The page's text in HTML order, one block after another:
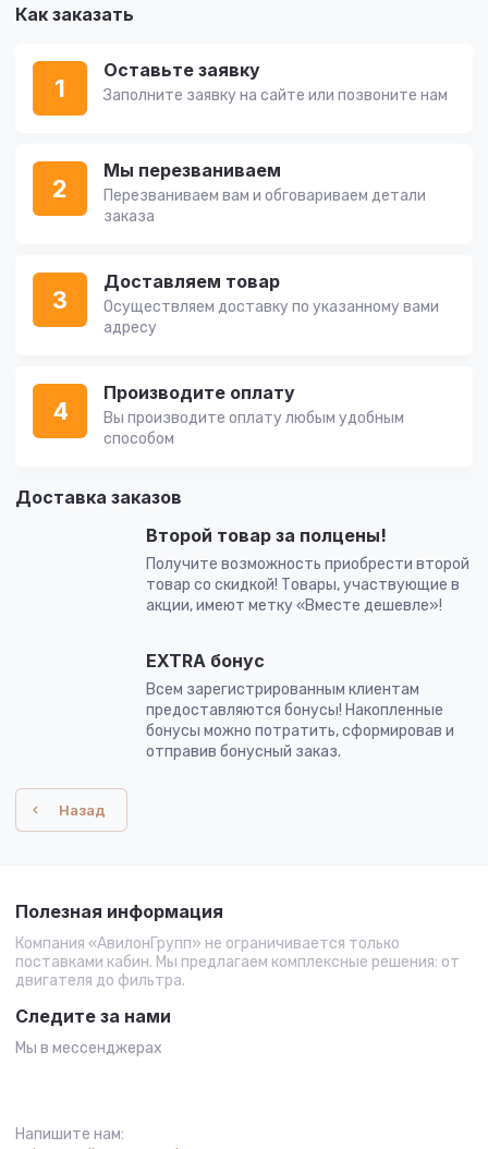
Как заказать
1
Оставьте заявку
Заполните заявку на сайте или позвоните нам
2
Мы перезваниваем
Перезваниваем вам и обговариваем детали
заказа
3
Доставляем товар
Осуществляем доставку по указанному вами
адресу
4
Производите оплату
Вы производите оплату любым удобным
способом
Доставка заказов
Второй товар за полцены!
Получите возможность приобрести второй
товар со скидкой! Товары, участвующие в
акции, имеют метку «Вместе дешевле»!
EXTRA бонус
Всем зарегистрированным клиентам
предоставляются бонусы! Накопленные
бонусы можно потратить, сформировав и
отправив бонусный заказ.
Назад
Полезная информация
Компания «АвилонГрупп» не ограничивается только
поставками кабин. Мы предлагаем комплексные решения: от
двигателя до фильтра.
Следите за нами
Мы в мессенджерах
Напишите нам: